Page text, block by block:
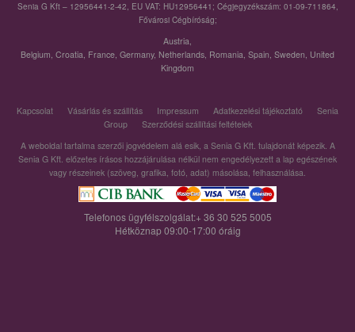
Senia G Kft – 12956441-2-42, EU VAT: HU12956441; Cégjegyzékszám: 01-09-711864,
Fővárosi Cégbíróság;
Austria,
Belgium, Croatia, France, Germany, Netherlands, Romania, Spain, Sweden, United
Kingdom
Kapcsolat Vásárlás és szállítás Impressum Adatkezelési tájékoztató
Senia
Group
Szerződési szállítási feltételek
A weboldal tartalma szerzői jogvédelem alá esik, a Senia G Kft. tulajdonát képezik. A
Senia G Kft. előzetes írásos hozzájárulása nélkül nem engedélyezett a lap egészének
vagy részeinek (szöveg, grafika, fotó, adat) másolása, felhasználása.
Telefonos ügyfélszolgálat:+ 36 30 525 5005
Hétköznap 09:00-17:00 óráig